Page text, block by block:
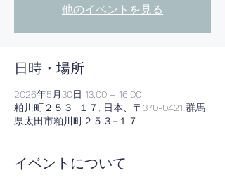
他のイベントを見る
日時・場所
2026年5月30日 13:00 – 16:00
粕川町２５３−１７, 日本、〒370-0421 群馬
県太田市粕川町２５３−１７
イベントについて